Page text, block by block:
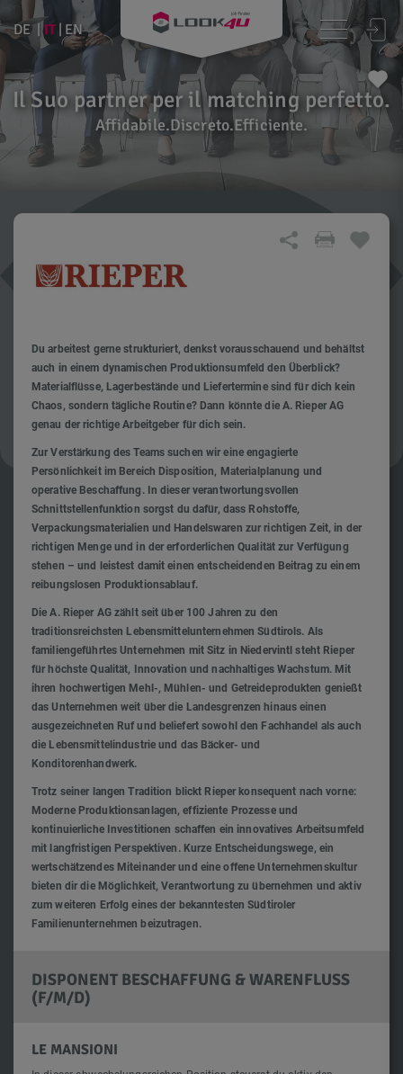
DE IT EN
Il Suo partner per il matching perfetto.
Affidabile.Discreto.Efficiente.
Du arbeitest gerne strukturiert, denkst vorausschauend und behältst
auch in einem dynamischen Produktionsumfeld den Überblick?
Materialflüsse, Lagerbestände und Liefertermine sind für dich kein
Chaos, sondern tägliche Routine? Dann könnte die A. Rieper AG
genau der richtige Arbeitgeber für dich sein.
Zur Verstärkung des Teams suchen wir eine engagierte
Persönlichkeit im Bereich Disposition, Materialplanung und
operative Beschaffung. In dieser verantwortungsvollen
Schnittstellenfunktion sorgst du dafür, dass Rohstoffe,
Verpackungsmaterialien und Handelswaren zur richtigen Zeit, in der
richtigen Menge und in der erforderlichen Qualität zur Verfügung
stehen – und leistest damit einen entscheidenden Beitrag zu einem
reibungslosen Produktionsablauf.
Die A. Rieper AG zählt seit über 100 Jahren zu den
traditionsreichsten Lebensmittelunternehmen Südtirols. Als
familiengeführtes Unternehmen mit Sitz in Niedervintl steht Rieper
für höchste Qualität, Innovation und nachhaltiges Wachstum. Mit
ihren hochwertigen Mehl-, Mühlen- und Getreideprodukten genießt
das Unternehmen weit über die Landesgrenzen hinaus einen
ausgezeichneten Ruf und beliefert sowohl den Fachhandel als auch
die Lebensmittelindustrie und das Bäcker- und
Konditorenhandwerk.
Trotz seiner langen Tradition blickt Rieper konsequent nach vorne:
Moderne Produktionsanlagen, effiziente Prozesse und
kontinuierliche Investitionen schaffen ein innovatives Arbeitsumfeld
mit langfristigen Perspektiven. Kurze Entscheidungswege, ein
wertschätzendes Miteinander und eine offene Unternehmenskultur
bieten dir die Möglichkeit, Verantwortung zu übernehmen und aktiv
zum weiteren Erfolg eines der bekanntesten Südtiroler
Familienunternehmen beizutragen.
DISPONENT BESCHAFFUNG & WARENFLUSS
(F/M/D)
LE MANSIONI